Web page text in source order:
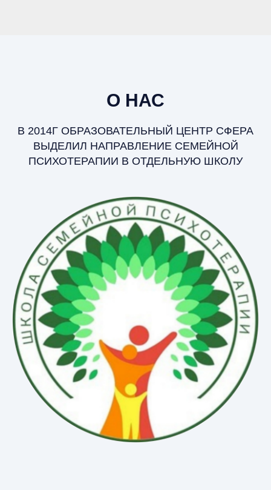
О НАС
В 2014Г ОБРАЗОВАТЕЛЬНЫЙ ЦЕНТР СФЕРА
ВЫДЕЛИЛ НАПРАВЛЕНИЕ СЕМЕЙНОЙ
ПСИХОТЕРАПИИ В ОТДЕЛЬНУЮ ШКОЛУ